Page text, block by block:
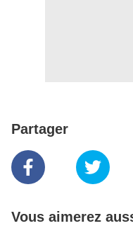
Partager
Vous aimerez